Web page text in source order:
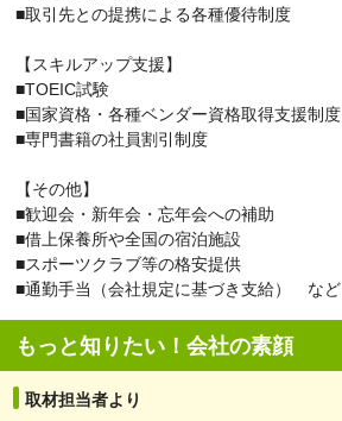
■取引先との提携による各種優待制度
【スキルアップ支援】
■TOEIC試験
■国家資格・各種ベンダー資格取得支援制度
■専門書籍の社員割引制度
【その他】
■歓迎会・新年会・忘年会への補助
■借上保養所や全国の宿泊施設
■スポーツクラブ等の格安提供
■通勤手当（会社規定に基づき支給） など
もっと知りたい！会社の素顔
取材担当者より